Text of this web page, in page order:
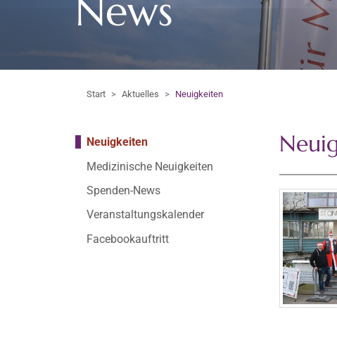
News
Start Aktuelles Neuigkeiten
Neuigkeiten
Medizinische Neuigkeiten
Spenden-News
Veranstaltungskalender
Facebookauftritt